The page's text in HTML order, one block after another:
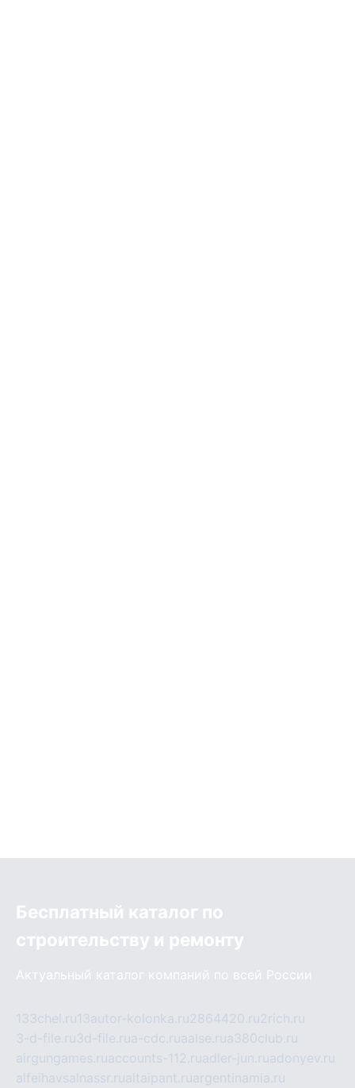
Бесплатный каталог по
строительству и ремонту
Актуальный каталог компаний по всей России
133chel.ru13autor-kolonka.ru2864420.ru2rich.ru
3-d-file.ru3d-file.rua-cdc.ruaalse.rua380club.ru
airgungames.ruaccounts-112.ruadler-jun.ruadonyev.ru
alfeihavsalnassr.rualtaipant.ruargentinamia.ru